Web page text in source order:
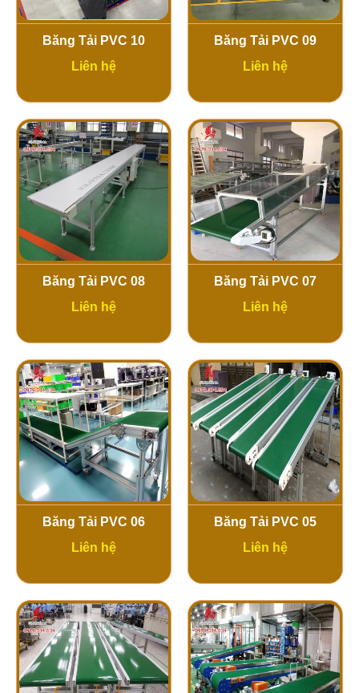
Băng Tải PVC 10
Liên hệ
Băng Tải PVC 09
Liên hệ
Băng Tải PVC 08
Liên hệ
Băng Tải PVC 07
Liên hệ
Băng Tải PVC 06
Liên hệ
Băng Tải PVC 05
Liên hệ